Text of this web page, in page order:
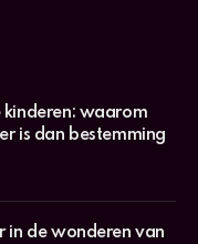
kinderen: waarom
is dan bestemming
in de wonderen van